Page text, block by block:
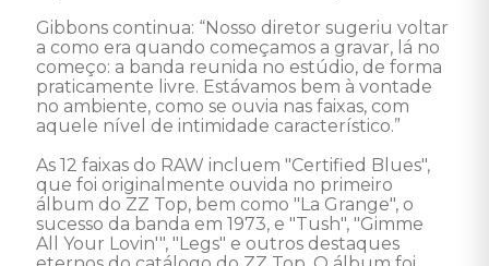
Gibbons continua: “Nosso diretor sugeriu voltar
a como era quando começamos a gravar, lá no
começo: a banda reunida no estúdio, de forma
praticamente livre. Estávamos bem à vontade
no ambiente, como se ouvia nas faixas, com
aquele nível de intimidade característico.”
As 12 faixas do RAW incluem "Certified Blues",
que foi originalmente ouvida no primeiro
álbum do ZZ Top, bem como "La Grange", o
sucesso da banda em 1973, e "Tush", "Gimme
All Your Lovin'", "Legs" e outros destaques